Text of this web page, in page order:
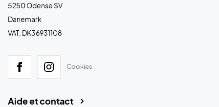
5250 Odense SV
Danemark
VAT: DK36931108
Cookies
Aide et contact